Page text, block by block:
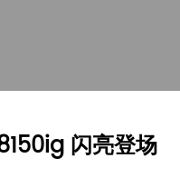
闪亮登场